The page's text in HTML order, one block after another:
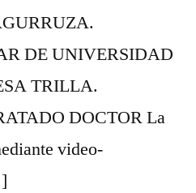
DE UNIVERSIDAD
TRILLA.
DOCTOR La
video-